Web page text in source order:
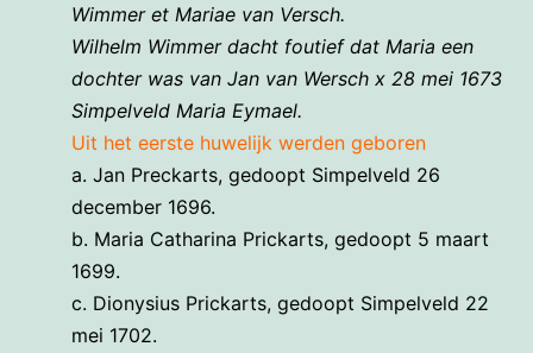
Wimmer et Mariae van Versch.
Wilhelm Wimmer dacht foutief dat Maria een
dochter was van Jan van Wersch x 28 mei 1673
Simpelveld Maria Eymael.
Uit het eerste huwelijk werden geboren
a. Jan Preckarts, gedoopt Simpelveld 26
december 1696.
b. Maria Catharina Prickarts, gedoopt 5 maart
1699.
c. Dionysius Prickarts, gedoopt Simpelveld 22
mei 1702.